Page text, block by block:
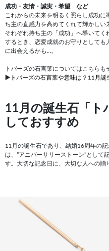
成功・友情・誠実・希望 など
これからの未来を明るく照らし成功
ち主の直感力を高めてくれて輝かしい
それぞれ持ち主の「成功」へ導いて
するとき、恋愛成就のお守りとしても
に出会えるかも…。
トパーズの石言葉についてはこちらも
▶ トパーズの石言葉や意味は？11月
11月の誕生石「ト
しておすすめ
11月の誕生石であり、結婚16周年の
は、”アニバーサリーストーン”として
す。大切な記念日に、大切な人への贈